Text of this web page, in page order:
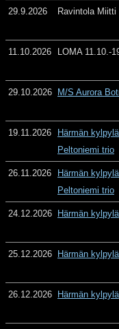
29.9.2026 Ravintola Miitti
11.10.2026 LOMA 11.10.-
29.10.2026 M/S Aurora
19.11.2026
Härmän
Peltoniemi trio
26.11.2026
Härmän
Peltoniemi trio
24.12.2026 Härmän kylpylä
25.12.2026 Härmän kylpylä
26.12.2026 Härmän kylpylä